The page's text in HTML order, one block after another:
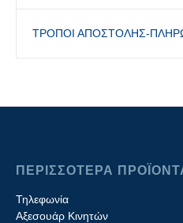
ΤΡΟΠΟΙ ΑΠΟΣΤΟΛΗΣ-
ΠΕΡΙΣΣΟΤΕΡΑ
Τηλεφωνία
Αξεσουάρ Κινητών